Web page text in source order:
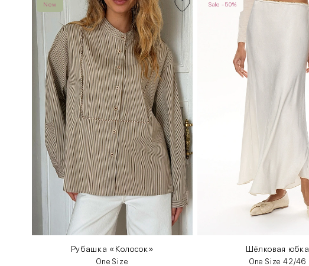
New
Рубашка «Колосок»
One Size
Sale -50%
Шёлковая юбка
One Size 42/46